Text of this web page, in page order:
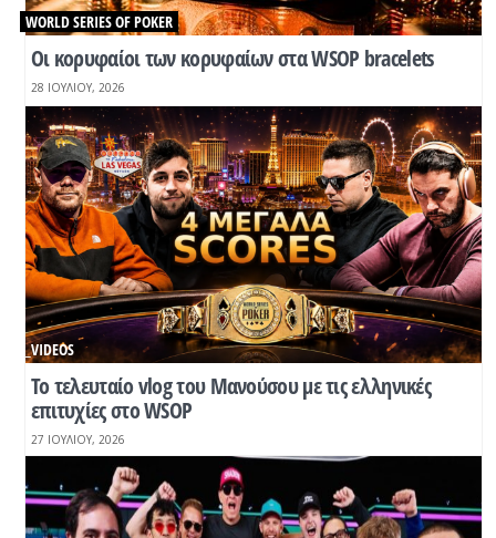
Οι κορυφαίοι των κορυφαίων στα WSOP bracelets
WORLD SERIES OF POKER
28 ΙΟΥΛΊΟΥ, 2026
Το τελευταίο vlog του Μανούσου με τις ελληνικές
επιτυχίες στο WSOP
_VIDEOS
27 ΙΟΥΛΊΟΥ, 2026